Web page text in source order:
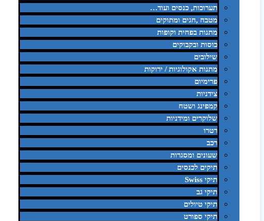
תערוכות, כנסים ועוד…
מטבח ,חגים ומתוקים
מתנות בפחית וקופות
כוסות ובקבוקים
שילובים
מתנות אקולוגיות / ירוקות
פרימיום
צידניות
קמפינג ושטח
שלוקרים ומידניות
רטרו
רכב
שעונים ומסגרות
תיקים לכנסים
תיקי Swiss
תיקי גב
תיקי טיולים
תיקי ספורט